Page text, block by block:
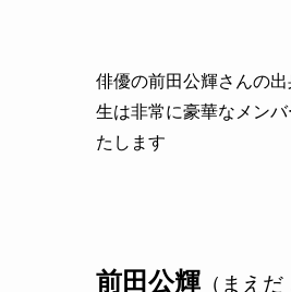
俳優の前田公輝さんの
生は非常に豪華なメン
たします
前田公輝 （まえだ